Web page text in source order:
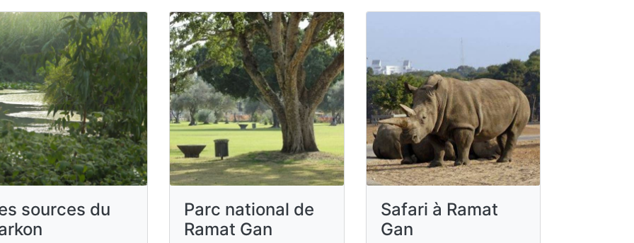
sources du
Parc national de
Ramat Gan
Safari à Ramat
Gan